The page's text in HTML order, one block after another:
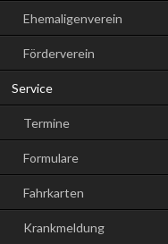
Ehemaligenverein
Förderverein
Service
Termine
Formulare
Fahrkarten
Krankmeldung